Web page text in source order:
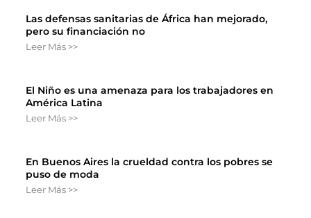
Las defensas sanitarias de África han mejorado,
pero su financiación no
Leer Más >>
El Niño es una amenaza para los trabajadores en
América Latina
Leer Más >>
En Buenos Aires la crueldad contra los pobres se
puso de moda
Leer Más >>